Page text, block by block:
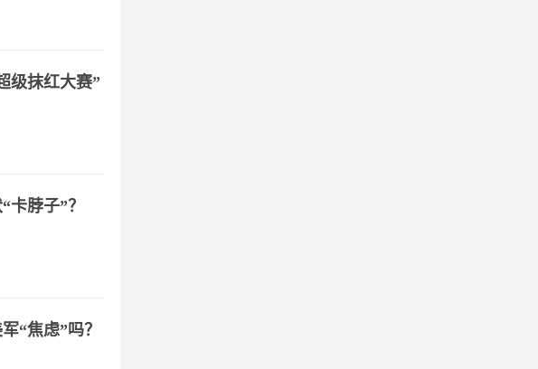
级抹红大赛”
脖子”？
“焦虑”吗？